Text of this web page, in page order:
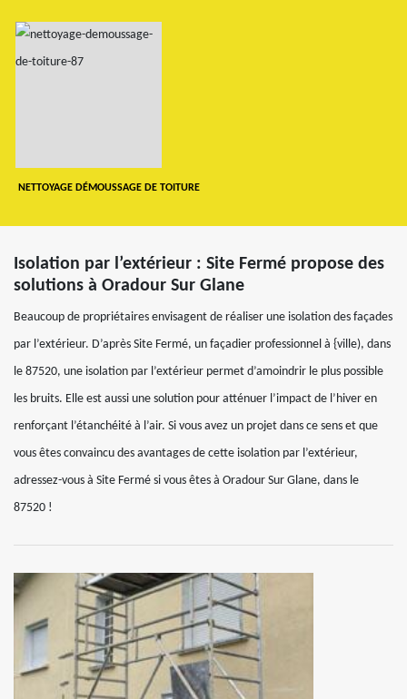
NETTOYAGE DÉMOUSSAGE DE TOITURE
Isolation par l’extérieur : Site Fermé propose des
solutions à Oradour Sur Glane
Beaucoup de propriétaires envisagent de réaliser une isolation des façades
par l’extérieur. D’après Site Fermé, un façadier professionnel à {ville), dans
le 87520, une isolation par l’extérieur permet d’amoindrir le plus possible
les bruits. Elle est aussi une solution pour atténuer l’impact de l’hiver en
renforçant l’étanchéité à l’air. Si vous avez un projet dans ce sens et que
vous êtes convaincu des avantages de cette isolation par l’extérieur,
adressez-vous à Site Fermé si vous êtes à Oradour Sur Glane, dans le
87520 !